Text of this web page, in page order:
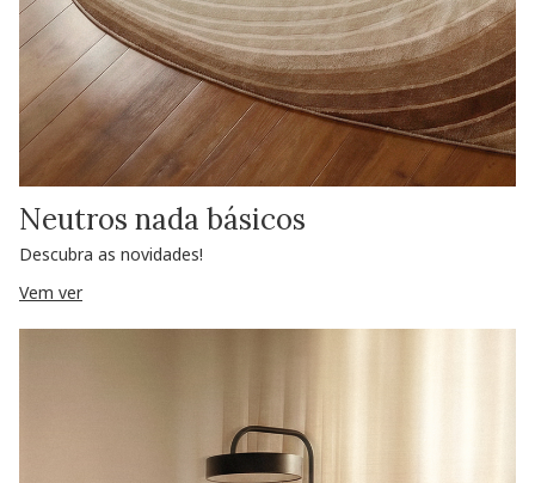
Neutros nada básicos
Descubra as novidades!
Vem ver